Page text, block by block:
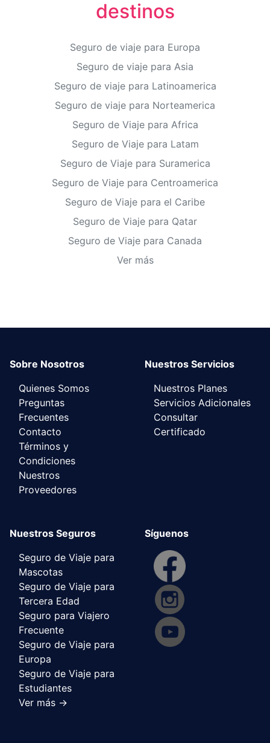
destinos
Seguro de viaje para Europa
Seguro de viaje para Asia
Seguro de viaje para Latinoamerica
Seguro de viaje para Norteamerica
Seguro de Viaje para Africa
Seguro de Viaje para Latam
Seguro de Viaje para Suramerica
Seguro de Viaje para Centroamerica
Seguro de Viaje para el Caribe
Seguro de Viaje para Qatar
Seguro de Viaje para Canada
Ver más
Sobre Nosotros
Quienes Somos
Preguntas
Frecuentes
Contacto
Términos y
Condiciones
Nuestros
Proveedores
Nuestros Servicios
Nuestros Planes
Servicios Adicionales
Consultar
Certificado
Nuestros Seguros
Seguro de Viaje para
Mascotas
Seguro de Viaje para
Tercera Edad
Seguro para Viajero
Frecuente
Seguro de Viaje para
Europa
Seguro de Viaje para
Estudiantes
Ver más ->
Síguenos